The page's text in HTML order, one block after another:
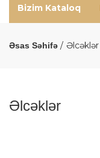
Bizim Kataloq
Əsas Səhifə Əlcəklər
Əlcəklər